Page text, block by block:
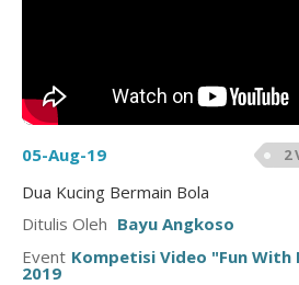
05-Aug-19 2
Dua Kucing Bermain Bola
Ditulis Oleh Bayu Angkoso
Event Kompetisi Video "Fun With
2019